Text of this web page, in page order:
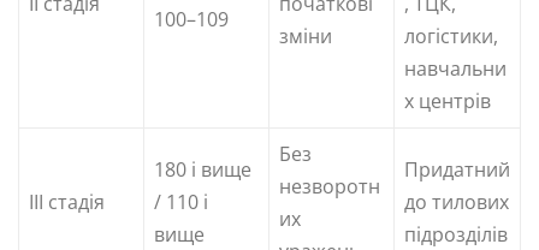
100–109
зміни
логістики,
навчальни
х центрів
III стадія
180 і вище
/ 110 і
вище
Без
незворотн
их
Придатний
до тилових
підрозділів